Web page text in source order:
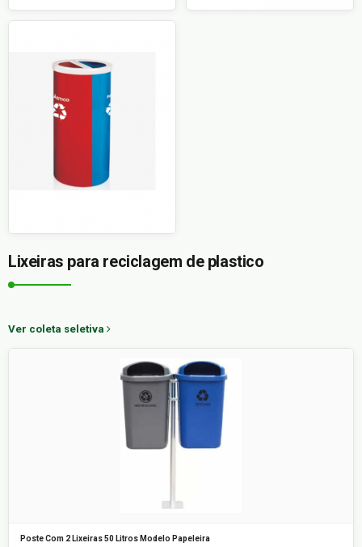
Lixeiras para reciclagem de plastico
Ver coleta seletiva
Poste Com 2 Lixeiras 50 Litros Modelo Papeleira